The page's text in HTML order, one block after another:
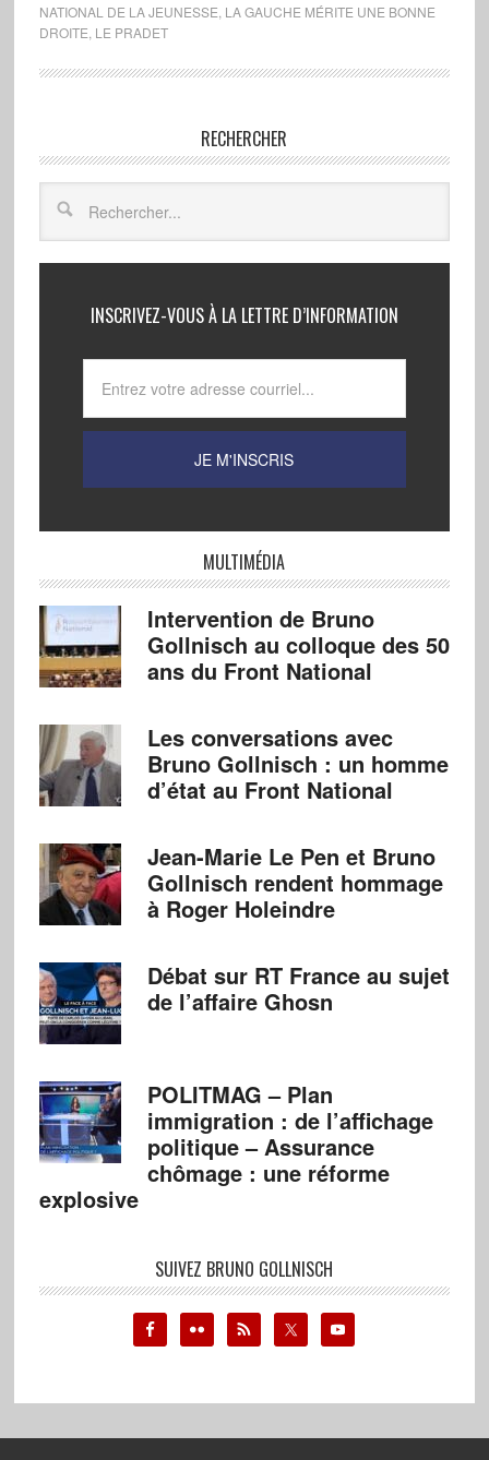
NATIONAL DE LA JEUNESSE LA GAUCHE MÉRITE UNE BONNE
DROITE LE PRADET
RECHERCHER
INSCRIVEZ-VOUS À LA LETTRE D’INFORMATION
MULTIMÉDIA
Intervention de Bruno
Gollnisch au colloque des 50
ans du Front National
Les conversations avec
Bruno Gollnisch : un homme
d’état au Front National
Jean-Marie Le Pen et Bruno
Gollnisch rendent hommage
à Roger Holeindre
Débat sur RT France au sujet
de l’affaire Ghosn
POLITMAG – Plan
immigration : de l’affichage
politique – Assurance
chômage : une réforme
explosive
SUIVEZ BRUNO GOLLNISCH